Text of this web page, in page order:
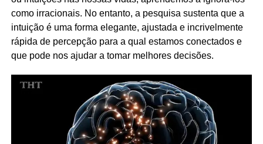
como irracionais. No entanto, a pesquisa sustenta que a
intuição é uma forma elegante, ajustada e incrivelmente
rápida de percepção para a qual estamos conectados e
que pode nos ajudar a tomar melhores decisões.